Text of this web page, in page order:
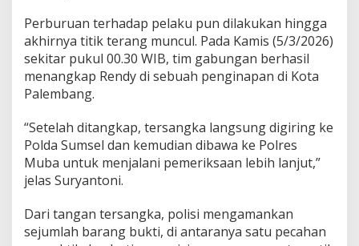
Perburuan terhadap pelaku pun dilakukan hingga
akhirnya titik terang muncul. Pada Kamis (5/3/2026)
sekitar pukul 00.30 WIB, tim gabungan berhasil
menangkap Rendy di sebuah penginapan di Kota
Palembang.
“Setelah ditangkap, tersangka langsung digiring ke
Polda Sumsel dan kemudian dibawa ke Polres
Muba untuk menjalani pemeriksaan lebih lanjut,”
jelas Suryantoni.
Dari tangan tersangka, polisi mengamankan
sejumlah barang bukti, di antaranya satu pecahan